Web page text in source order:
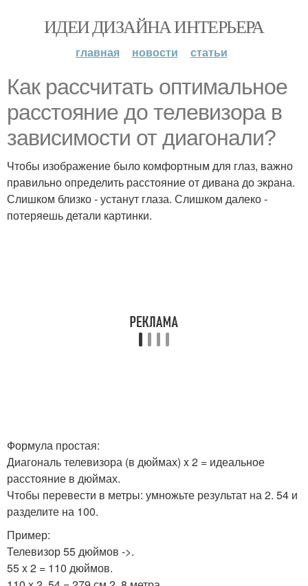
ИДЕИ ДИЗАЙНА ИНТЕРЬЕРА
главная новости статьи
Как рассчитать оптимальное
расстояние до телевизора в
зависимости от диагонали?
Чтобы изображение было комфортным для глаз, важно
правильно определить расстояние от дивана до экрана.
Слишком близко - устанут глаза. Слишком далеко -
потеряешь детали картинки.
Формула простая:
Диагональ телевизора (в дюймах) x 2 = идеальное
расстояние в дюймах.
Чтобы перевести в метры: умножьте результат на 2. 54 и
разделите на 100.
Пример:
Телевизор 55 дюймов ->.
55 x 2 = 110 дюймов.